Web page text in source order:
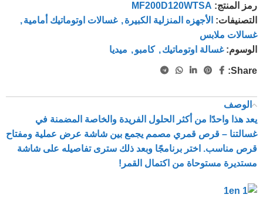
رمز المنتج: MF200D120WTSA
التصنيفات: الأجهزه المنزلية الكبيرة, غسالات اوتوماتيك أمامية,
غسالات ملابس
الوسوم: غسالة اوتوماتيك, كامبو, ميديا
Share:
الوصف
يعد هذا واحدًا من أكثر الحلول الفريدة والخاصة المضمنة في
غسالتنا – قرص قمري مصمم يجمع بين شاشة عرض عملية ومفتاح
قرص مناسب. اختر برنامجًا وبعد ذلك سترى تفاصيله على شاشة
مستديرة مستوحاة من اكتمال القمر!